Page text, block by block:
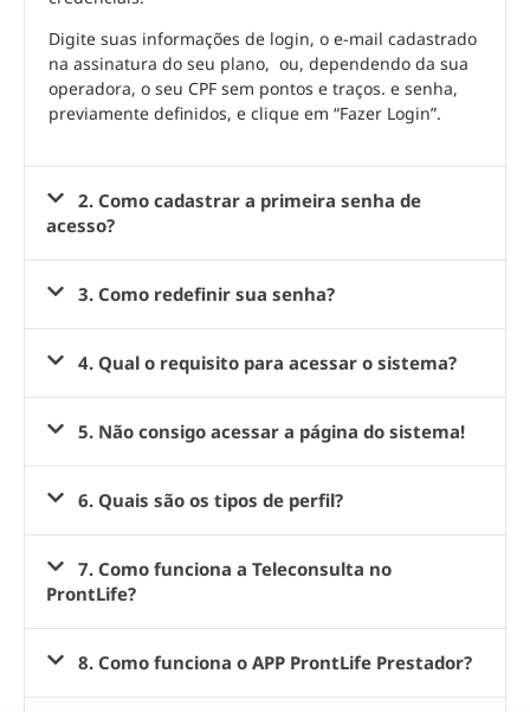
Digite suas informações de login, o e-mail cadastrado
na assinatura do seu plano, ou, dependendo da sua
operadora, o seu CPF sem pontos e traços. e senha,
previamente definidos, e clique em “Fazer Login”.
2. Como cadastrar a primeira senha de
acesso?
3. Como redefinir sua senha?
4. Qual o requisito para acessar o sistema?
5. Não consigo acessar a página do sistema!
6. Quais são os tipos de perfil?
7. Como funciona a Teleconsulta no
ProntLife?
8. Como funciona o APP ProntLife Prestador?